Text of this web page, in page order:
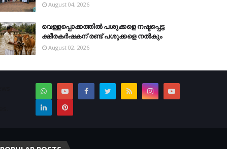
August 04, 2026
വെള്ളപ്പൊക്കത്തില്‍ പശുക്കളെ നഷ്ടപ്പെട്ട
ക്ഷീരകര്‍ഷകന് രണ്ട് പശുക്കളെ നല്‍കും
August 02, 2026